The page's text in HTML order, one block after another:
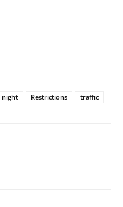
night Restrictions traffic